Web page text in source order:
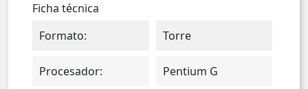
Ficha técnica
Formato:
Torre
Procesador: Pentium G